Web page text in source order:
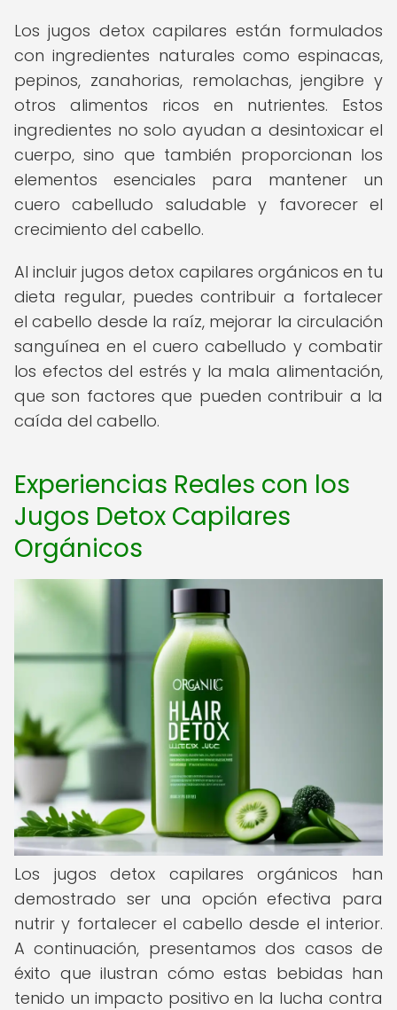
Los jugos detox capilares están formulados
con ingredientes naturales como espinacas,
pepinos, zanahorias, remolachas, jengibre y
otros alimentos ricos en nutrientes. Estos
ingredientes no solo ayudan a desintoxicar el
cuerpo, sino que también proporcionan los
elementos esenciales para mantener un
cuero cabelludo saludable y favorecer el
crecimiento del cabello.
Al incluir jugos detox capilares orgánicos en tu
dieta regular, puedes contribuir a fortalecer
el cabello desde la raíz, mejorar la circulación
sanguínea en el cuero cabelludo y combatir
los efectos del estrés y la mala alimentación,
que son factores que pueden contribuir a la
caída del cabello.
Experiencias Reales con los
Jugos Detox Capilares
Orgánicos
Los jugos detox capilares orgánicos han
demostrado ser una opción efectiva para
nutrir y fortalecer el cabello desde el interior.
A continuación, presentamos dos casos de
éxito que ilustran cómo estas bebidas han
tenido un impacto positivo en la lucha contra